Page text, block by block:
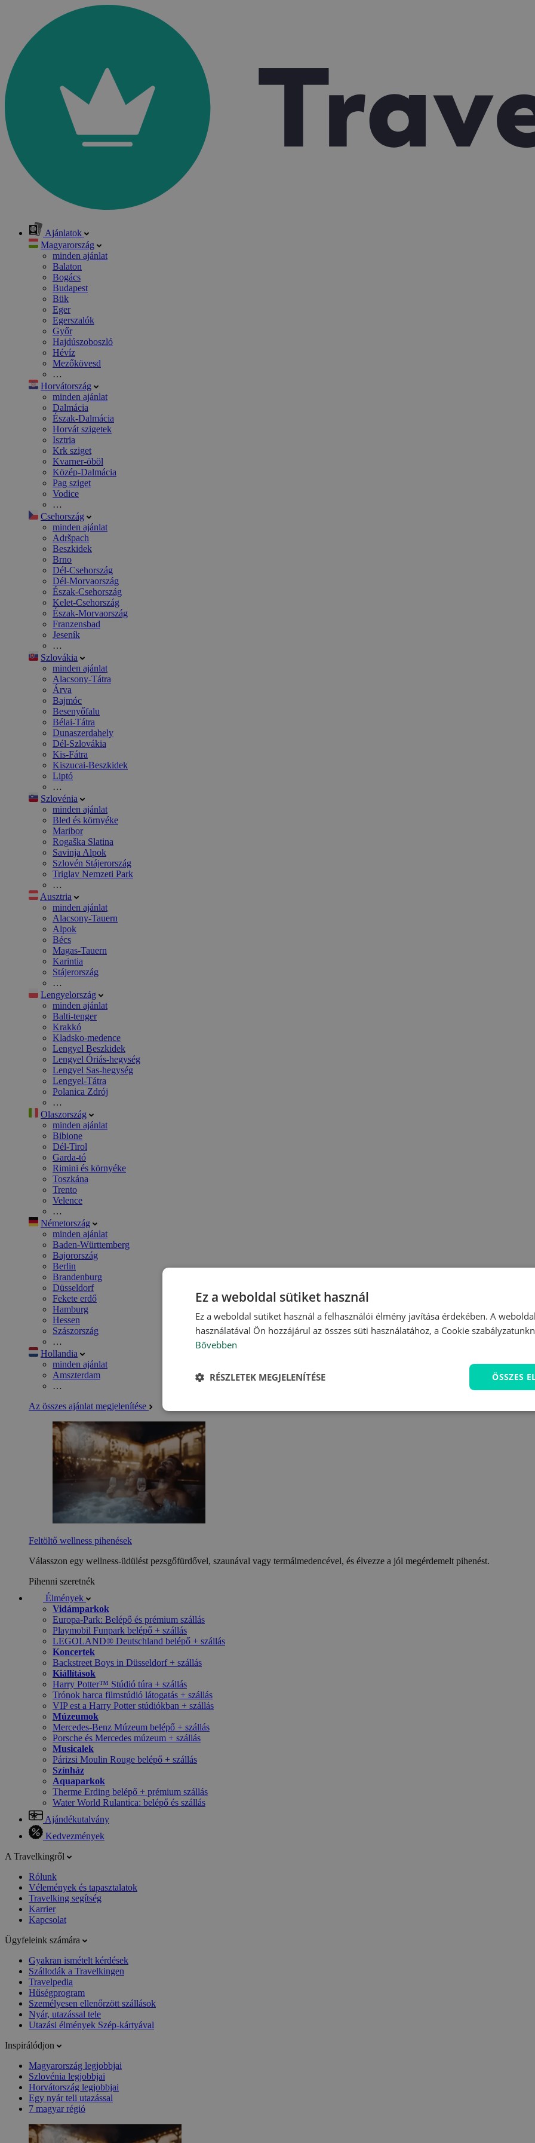
Ajánlatok
Magyarország
minden ajánlat
Balaton
Bogács
Budapest
Bük
Eger
Egerszalók
Győr
Hajdúszoboszló
Hévíz
Mezőkövesd
…
Horvátország
minden ajánlat
Dalmácia
Észak-Dalmácia
Horvát szigetek
Isztria
Krk sziget
Kvarner-öböl
Közép-Dalmácia
Pag sziget
Vodice
…
Csehország
minden ajánlat
Adršpach
Beszkidek
Brno
Dél-Csehország
Dél-Morvaország
Észak-Csehország
Kelet-Csehország
Észak-Morvaország
Franzensbad
Jeseník
…
Szlovákia
minden ajánlat
Alacsony-Tátra
Árva
Bajmóc
Besenyőfalu
Bélai-Tátra
Dunaszerdahely
Dél-Szlovákia
Kis-Fátra
Kiszucai-Beszkidek
Liptó
…
Szlovénia
minden ajánlat
Bled és környéke
Maribor
Rogaška Slatina
Savinja Alpok
Szlovén Stájerország
Triglav Nemzeti Park
…
Ausztria
minden ajánlat
Alacsony-Tauern
Alpok
Bécs
Magas-Tauern
Karintia
Stájerország
…
Lengyelország
minden ajánlat
Balti-tenger
Krakkó
Kladsko-medence
Lengyel Beszkidek
Lengyel Óriás-hegység
Lengyel Sas-hegység
Lengyel-Tátra
Polanica Zdrój
…
Olaszország
minden ajánlat
Bibione
Dél-Tirol
Garda-tó
Rimini és környéke
Toszkána
Trento
Velence
…
Németország
minden ajánlat
Baden-Württemberg
Bajorország
Berlin
Brandenburg
Düsseldorf
Fekete erdő
Hamburg
Hessen
Szászország
…
Hollandia
minden ajánlat
Amszterdam
…
Az összes ajánlat megjelenítése
Feltöltő wellness pihenések
Válasszon egy wellness-üdülést pezsgőfürdővel, szaunával vagy termálmedencével, és élvezze a jól megérdemelt pihenést.
Pihenni szeretnék
Élmények
Vidámparkok
Europa-Park: Belépő és prémium szállás
Playmobil Funpark belépő + szállás
LEGOLAND® Deutschland belépő + szállás
Koncertek
Backstreet Boys in Düsseldorf + szállás
Kiállítások
Harry Potter™ Stúdió túra + szállás
Trónok harca filmstúdió látogatás + szállás
VIP est a Harry Potter stúdiókban + szállás
Múzeumok
Mercedes-Benz Múzeum belépő + szállás
Porsche és Mercedes múzeum + szállás
Musicalek
Párizsi Moulin Rouge belépő + szállás
Színház
Aquaparkok
Therme Erding belépő + prémium szállás
Water World Rulantica: belépő és szállás
Ajándékutalvány
Kedvezmények
A Travelkingről
Rólunk
Vélemények és tapasztalatok
Travelking segítség
Karrier
Kapcsolat
Ügyfeleink számára
Gyakran ismételt kérdések
Szállodák a Travelkingen
Travelpedia
Hűségprogram
Személyesen ellenőrzött szállások
Nyár, utazással tele
Utazási élmények Szép-kártyával
Inspirálódjon
Magyarország legjobbjai
Szlovénia legjobbjai
Horvátország legjobbjai
Egy nyár teli utazással
7 magyar régió
Ez a weboldal sütiket használ
Ez a weboldal sütiket használ a felhasználói élmény javítása érdekében. A
használatával Ön hozzájárul az összes süti használatához, a Cookie
Bővebben
ÖSSZES
RÉSZLETEK MEGJELENÍTÉSE